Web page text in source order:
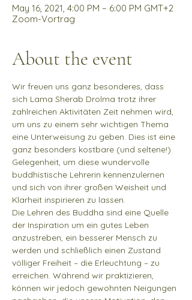
May 16, 2021, 4:00 PM – 6:00 PM GMT+2
Zoom-Vortrag
About the event
Wir freuen uns ganz besonderes, dass
sich Lama Sherab Drolma trotz ihrer
zahlreichen Aktivitäten Zeit nehmen wird,
um uns zu einem sehr wichtigen Thema
eine Unterweisung zu geben. Dies ist eine
ganz besonders kostbare (und seltene!)
Gelegenheit, um diese wundervolle
buddhistische Lehrerin kennenzulernen
und sich von ihrer großen Weisheit und
Klarheit inspirieren zu lassen.
Die Lehren des Buddha sind eine Quelle
der Inspiration um ein gutes Leben
anzustreben, ein besserer Mensch zu
werden und schließlich einen Zustand
völliger Freiheit – die Erleuchtung – zu
erreichen. Während wir praktizieren,
können wir jedoch gewohnten Neigungen